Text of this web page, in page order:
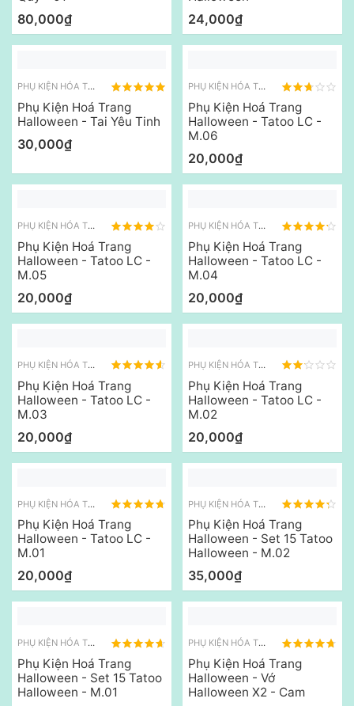
80,000₫ 24,000₫
PHỤ KIỆN HÓA TRANG KHÁC
Phụ Kiện Hoá Trang
Halloween - Tai Yêu Tinh
30,000₫
PHỤ KIỆN HÓA TRANG KHÁC
Phụ Kiện Hoá Trang
Halloween - Tatoo LC -
M.06
20,000₫
PHỤ KIỆN HÓA TRANG KHÁC
Phụ Kiện Hoá Trang
Halloween - Tatoo LC -
M.05
20,000₫
PHỤ KIỆN HÓA TRANG KHÁC
Phụ Kiện Hoá Trang
Halloween - Tatoo LC -
M.04
20,000₫
PHỤ KIỆN HÓA TRANG KHÁC
Phụ Kiện Hoá Trang
Halloween - Tatoo LC -
M.03
20,000₫
PHỤ KIỆN HÓA TRANG KHÁC
Phụ Kiện Hoá Trang
Halloween - Tatoo LC -
M.02
20,000₫
PHỤ KIỆN HÓA TRANG KHÁC
Phụ Kiện Hoá Trang
Halloween - Tatoo LC -
M.01
20,000₫
PHỤ KIỆN HÓA TRANG KHÁC
Phụ Kiện Hoá Trang
Halloween - Set 15 Tatoo
Halloween - M.02
35,000₫
PHỤ KIỆN HÓA TRANG KHÁC
Phụ Kiện Hoá Trang
Halloween - Set 15 Tatoo
Halloween - M.01
PHỤ KIỆN HÓA TRANG HALLOWEEN
Phụ Kiện Hoá Trang
Halloween - Vớ
Halloween X2 - Cam